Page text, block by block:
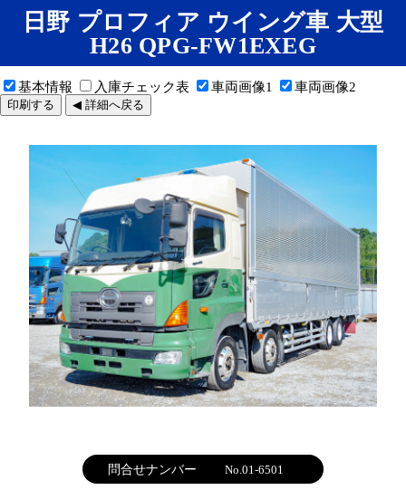
日野 プロフィア ウイング車 大型
H26 QPG-FW1EXEG
基本情報 入庫チェック表 車両画像1 車両画像2
印刷する ◀ 詳細へ戻る
問合せナンバー No.01-6501